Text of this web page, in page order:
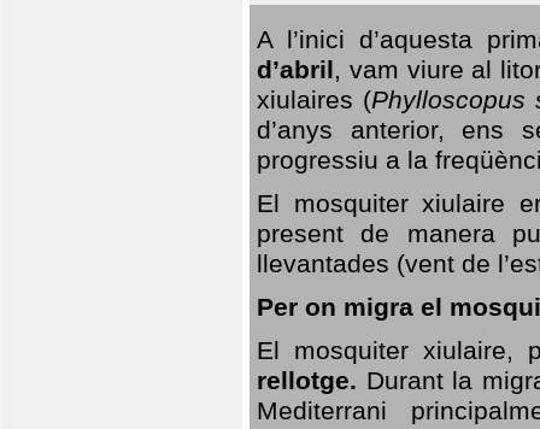
A l’inici d’aquesta
d’abril, vam viure al
xiulaires (Phylloscopus
d’anys anterior, ens
progressiu a la
El mosquiter xiulaire
present de manera
llevantades (vent de
Per on migra el
El mosquiter xiulaire,
rellotge. Durant la
Mediterrani